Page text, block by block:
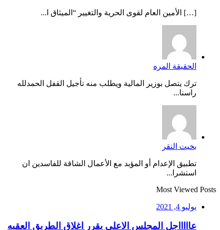
[…] الأمين العام لقوى الحرية والتغيير “الميثاق ا...
الحقيقة المره
ترك يتصل بوزير المالية ويطلب منه تأجيل القفل الحمدلله
راسنا...
بخيت النقر
تطبيق الإعدام أو المؤبد مع الأعمال الشاقة للفاسدين ان
استشرا...
Most Viewed Posts
يوليو 4, 2021
عاااااجل المجلس الاعلي يقرر اغلاق الطريق العقبه